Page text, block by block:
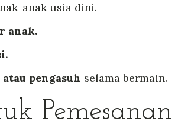
anak usia dini.
anak.
pengasuh selama bermain.
Pemesanan